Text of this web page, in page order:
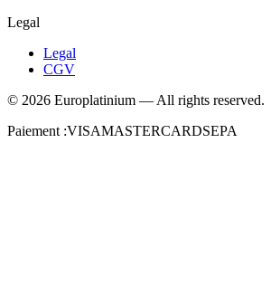
Legal
Legal
CGV
© 2026 Europlatinium — All rights reserved.
Paiement :VISAMASTERCARDSEPA